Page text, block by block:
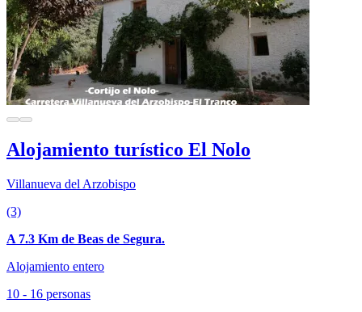
Alojamiento turístico El Nolo
Villanueva del Arzobispo
(3)
A 7.3 Km de Beas de Segura.
Alojamiento entero
10 - 16 personas